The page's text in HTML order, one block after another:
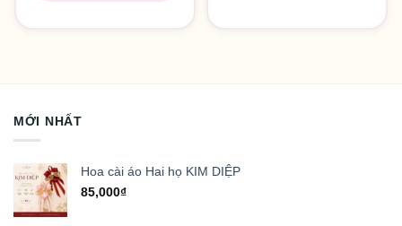
MỚI NHẤT
Hoa cài áo Hai họ KIM DIỆP
85,000₫